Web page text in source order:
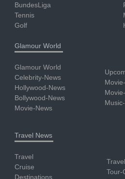
BundesLiga
Tennis
Golf
Glamour World
Glamour World
Celebrity-News
Hollywood-News
Bollywood-News
Movie-News
Travel News
Travel
Cruise
Destinations
Tour-